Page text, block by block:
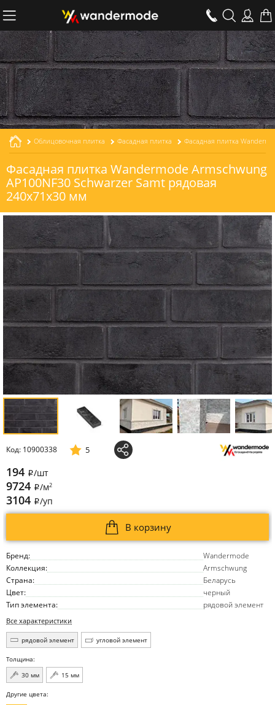
Облицовочная плитка Фасадная плитка
Фасадная плитка Wandermode Armschwung
AP100NF30 Schwarzer Samt рядовая
240x71x30 мм
Бренд:
Wandermode
Коллекция:
Armschwung
Страна:
Беларусь
Цвет:
черный
Тип элемента:
рядовой элемент
Все характеристики
рядовой элемент угловой элемент
Толщина:
30 мм
15 мм
Код: 10900338 5
194 i/шт
9724 i/м2
3104 i/уп
В корзину
Другие цвета: